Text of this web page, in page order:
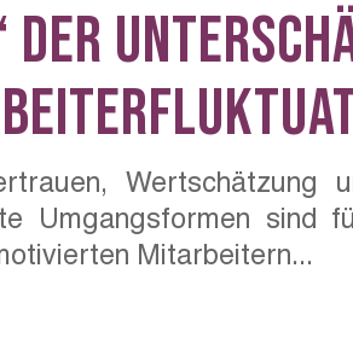
Der
Wertschätzung
sind
Mitarbeitern...